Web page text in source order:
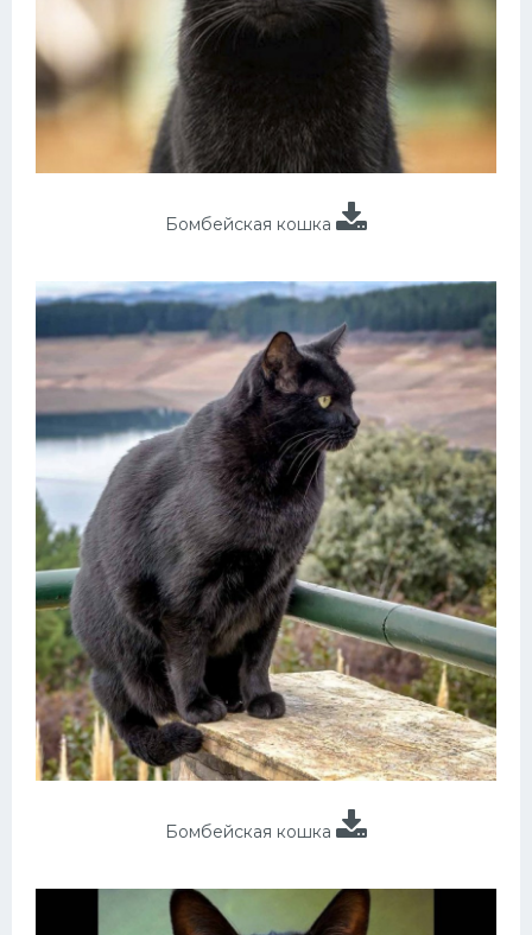
Бомбейская кошка
Бомбейская кошка